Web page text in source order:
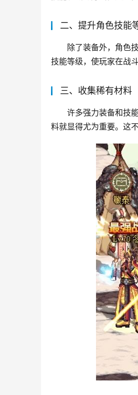
二、提升角色技能
除了装备外，角色
技能等级，使玩家在战
三、收集稀有材料
许多强力装备和技
料就显得尤为重要。这